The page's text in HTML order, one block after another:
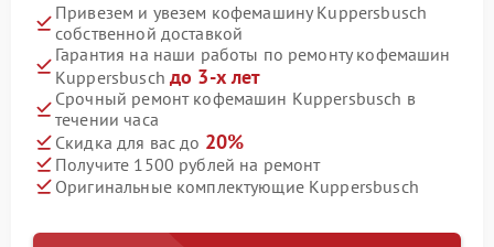
Привезем и увезем кофемашину Kuppersbusch
собственной доставкой
Гарантия на наши работы по ремонту кофемашин
Kuppersbusch до 3-х лет
Срочный ремонт кофемашин Kuppersbusch в
течении часа
Скидка для вас до 20%
Получите 1500 рублей на ремонт
Оригинальные комплектующие Kuppersbusch